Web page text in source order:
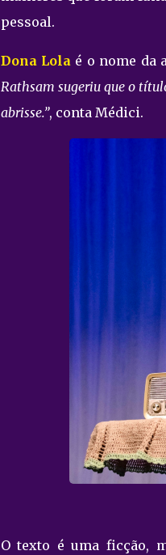
pessoal.
Dona Lolaé o nome da
Rathsam sugeriu que o
abrisse.”, conta Médici.
O texto é uma ficção,